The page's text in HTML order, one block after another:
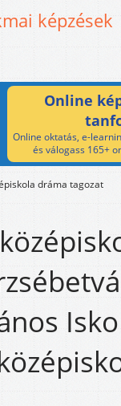
képzések
Online
Online oktatás, e-
és válogass 165+
dráma tagozat